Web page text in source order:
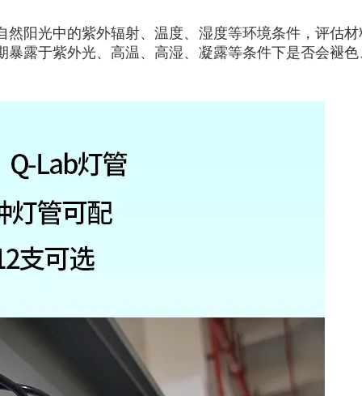
阳光中的紫外辐射、温度、湿度等环境条件，评估
露于紫外光、高温、高湿、凝露等条件下是否会褪